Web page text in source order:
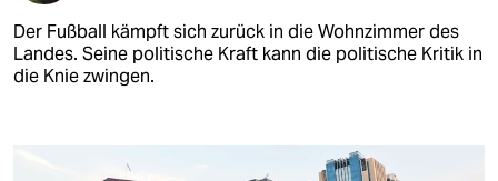
Der Fußball kämpft sich zurück in die Wohnzimmer des
Landes. Seine politische Kraft kann die politische Kritik in
die Knie zwingen.